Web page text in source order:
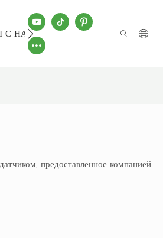
С НАМИ
предоставленное компанией